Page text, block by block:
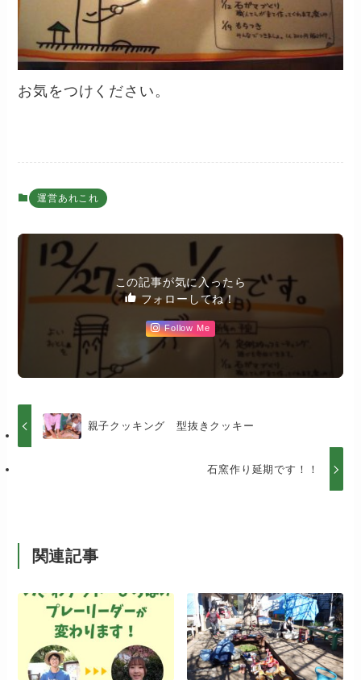
お気をつけください。
運営あれこれ
この記事が気に入ったら
フォローしてね！
Follow Me
親子クッキング 型抜きクッキー
石窯作り延期です！！
関連記事